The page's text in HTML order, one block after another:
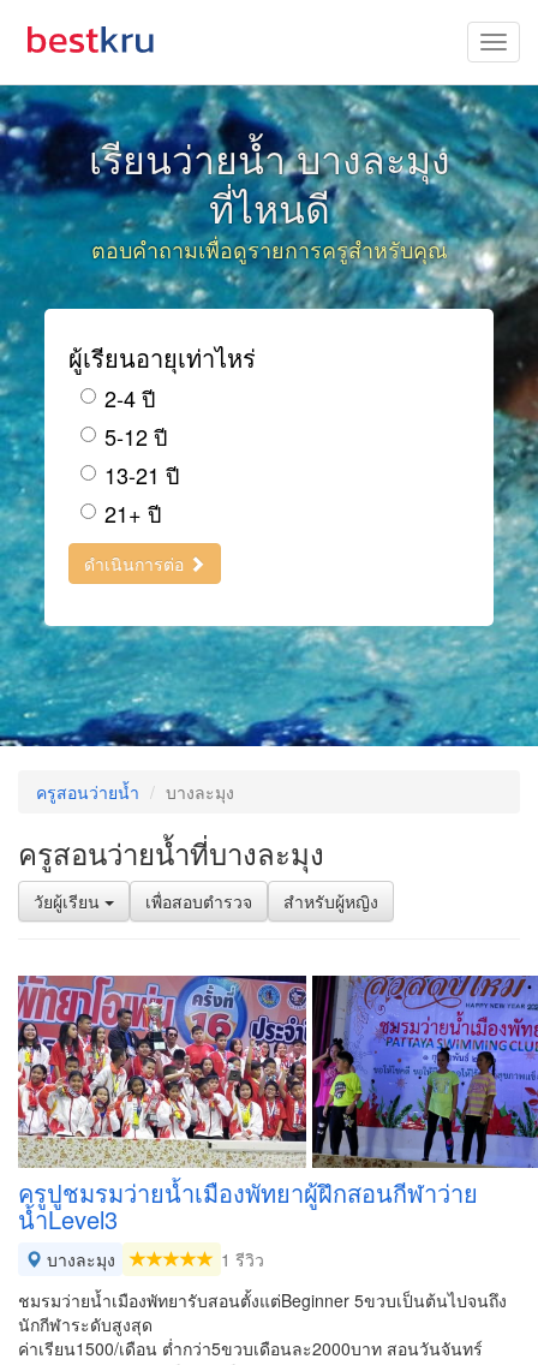
เรียนว่ายน้ำ บางละมุง
ที่ไหนดี
ตอบคำถามเพื่อดูรายการครูสำหรับคุณ
ผู้เรียนอายุเท่าไหร่
2-4 ปี
5-12 ปี
13-21 ปี
21+ ปี
ดำเนินการต่อ
ครูสอนว่ายน้ำ บางละมุง
ครูสอนว่ายน้ำที่บางละมุง
วัยผู้เรียน เพื่อสอบตำรวจ สำหรับผู้หญิง
ครูปูชมรมว่ายน้ำเมืองพัทยาผู้ฝึกสอนกีฬาว่าย
น้ำLevel3
บางละมุง
1 รีวิว
ชมรมว่ายน้ำเมืองพัทยารับสอนตั้งแต่Beginner 5ขวบเป็นต้นไปจนถึง
นักกีฬาระดับสูงสุด
ค่าเรียน1500/เดือน ต่ำกว่า5ขวบเดือนละ2000บาท สอนวันจันทร์